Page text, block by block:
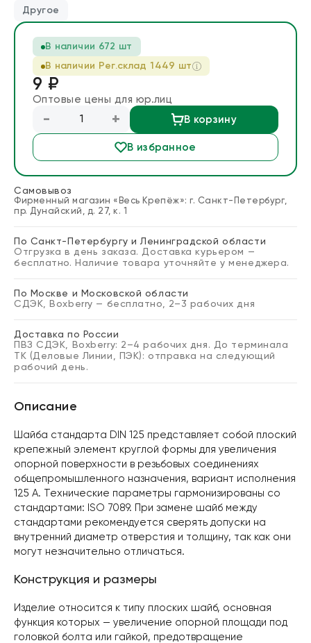
Блог
Запросить расчет
Другое
В наличии 672 шт
В наличии Рег.cклад1449 шт
9 ₽
Оптовые цены для юр.лиц
- + В корзину
В избранное
Самовывоз
Фирменный магазин «Весь Крепёж»: г. Санкт-Петербург,
пр. Дунайский, д. 27, к. 1
По Санкт-Петербургу и Ленинградской области
Отгрузка в день заказа. Доставка курьером —
бесплатно. Наличие товара уточняйте у менеджера.
По Москве и Московской области
СДЭК, Boxberry — бесплатно, 2–3 рабочих дня
Доставка по России
ПВЗ СДЭК, Boxberry: 2–4 рабочих дня. До терминала
ТК (Деловые Линии, ПЭК): отправка на следующий
рабочий день.
Описание
Шайба стандарта DIN 125 представляет собой плоский
крепежный элемент круглой формы для увеличения
опорной поверхности в резьбовых соединениях
общепромышленного назначения, вариант исполнения
125 A. Технические параметры гармонизированы со
стандартами: ISO 7089. При замене шайб между
стандартами рекомендуется сверять допуски на
внутренний диаметр отверстия и толщину, так как они
могут незначительно отличаться.
Конструкция и размеры
Изделие относится к типу плоских шайб, основная
функция которых — увеличение опорной площади под
головкой болта или гайкой, предотвращение